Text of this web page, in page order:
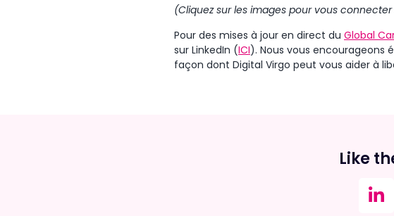
(Cliquez sur les images pour vous
Pour des mises à jour en direct du Global
sur LinkedIn (ICI). Nous vous encourageons
façon dont Digital Virgo peut vous aider à
Like